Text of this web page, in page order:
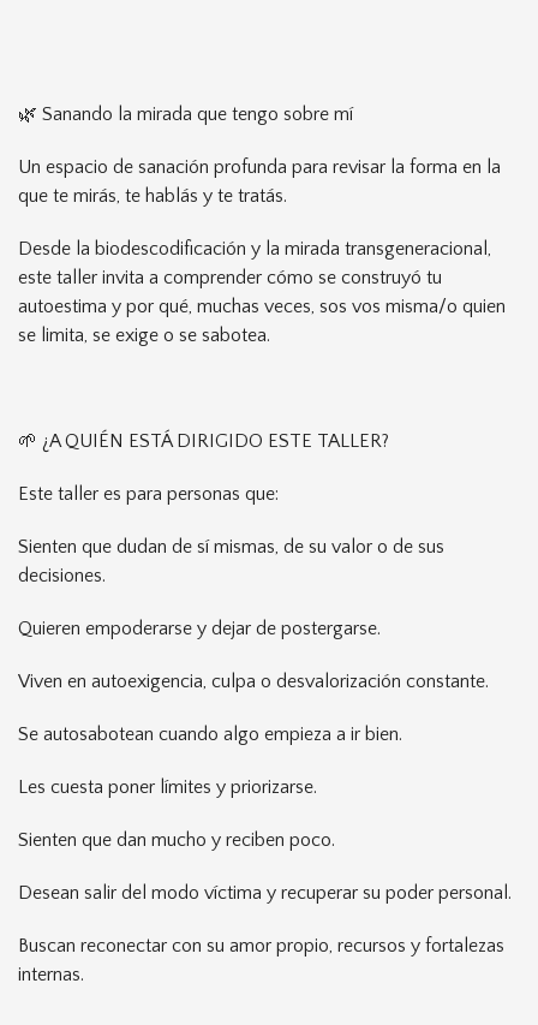
🌿 Sanando la mirada que tengo sobre mí
Un espacio de sanación profunda para revisar la forma en la
que te mirás, te hablás y te tratás.
Desde la biodescodificación y la mirada transgeneracional,
este taller invita a comprender cómo se construyó tu
autoestima y por qué, muchas veces, sos vos misma/o quien
se limita, se exige o se sabotea.
🌱 ¿A QUIÉN ESTÁ DIRIGIDO ESTE TALLER?
Este taller es para personas que:
Sienten que dudan de sí mismas, de su valor o de sus
decisiones.
Quieren empoderarse y dejar de postergarse.
Viven en autoexigencia, culpa o desvalorización constante.
Se autosabotean cuando algo empieza a ir bien.
Les cuesta poner límites y priorizarse.
Sienten que dan mucho y reciben poco.
Desean salir del modo víctima y recuperar su poder personal.
Buscan reconectar con su amor propio, recursos y fortalezas
internas.